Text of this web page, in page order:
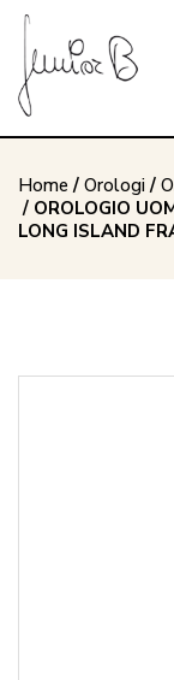
Home / Orologi/
/ OROLOGIO
LONG ISLAND